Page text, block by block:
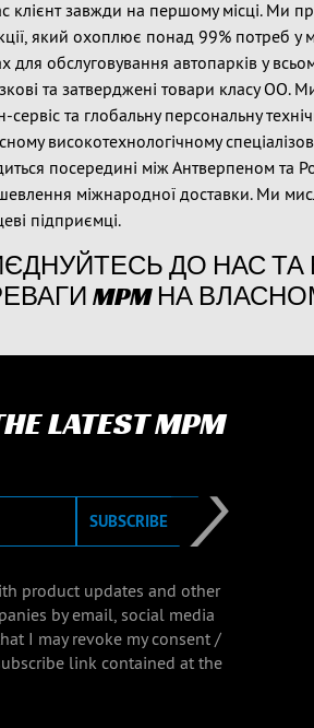
клієнт завжди на першому місці. Ми
який охоплює понад 99% потреб у
для обслуговування автопарків у
та затверджені товари класу
сервіс та глобальну персональну
високотехнологічному
посередині між Антверпеном та
міжнародної доставки. Ми
підприємці.
ДО НАС ТА
MPM НА
LATEST MPM
SUBSCRIBE
product updates and other
by email, social media
I may revoke my consent /
link contained at the